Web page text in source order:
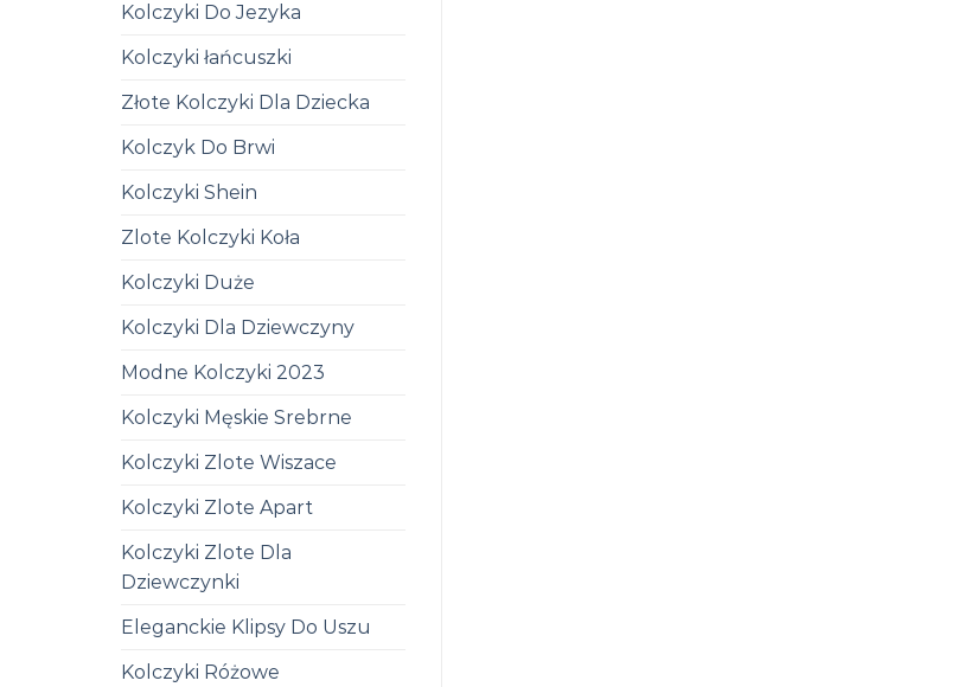
Kolczyki Do Jezyka
Kolczyki łańcuszki
Złote Kolczyki Dla Dziecka
Kolczyk Do Brwi
Kolczyki Shein
Zlote Kolczyki Koła
Kolczyki Duże
Kolczyki Dla Dziewczyny
Modne Kolczyki 2023
Kolczyki Męskie Srebrne
Kolczyki Zlote Wiszace
Kolczyki Zlote Apart
Kolczyki Zlote Dla
Dziewczynki
Eleganckie Klipsy Do Uszu
Kolczyki Różowe